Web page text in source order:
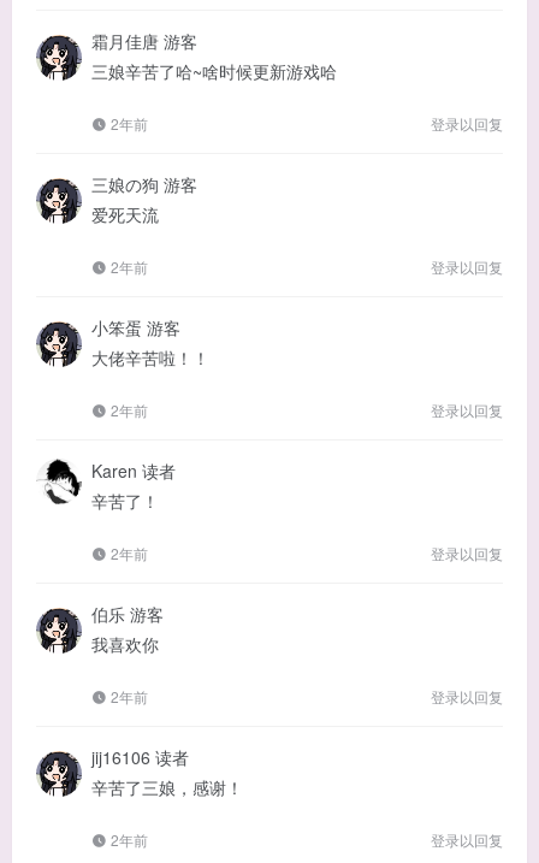
霜月佳唐 游客
三娘辛苦了哈~啥时候更新游戏哈
2年前 登录以回复
三娘の狗 游客
爱死天流
2年前 登录以回复
小笨蛋 游客
大佬辛苦啦！！
2年前 登录以回复
Karen 读者
辛苦了！
2年前 登录以回复
伯乐 游客
我喜欢你
2年前 登录以回复
jij16106 读者
辛苦了三娘，感谢！
2年前 登录以回复